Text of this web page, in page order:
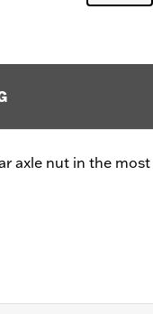
axle nut in the